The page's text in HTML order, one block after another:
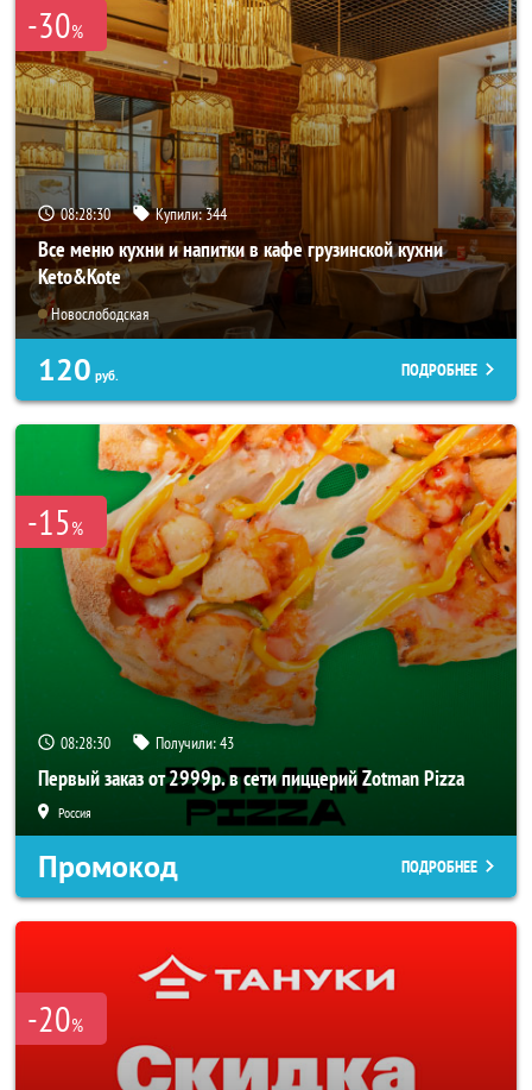
-30%
08:28:27 Купили:344
Все меню кухни и напитки в кафе грузинской кухни
Keto&Kote
Новослободская
120 руб. ПОДРОБНЕЕ
-15%
08:28:27 Получили:43
Первый заказ от 2999р. в сети пиццерий Zotman Pizza
Россия
Промокод ПОДРОБНЕЕ
-20%